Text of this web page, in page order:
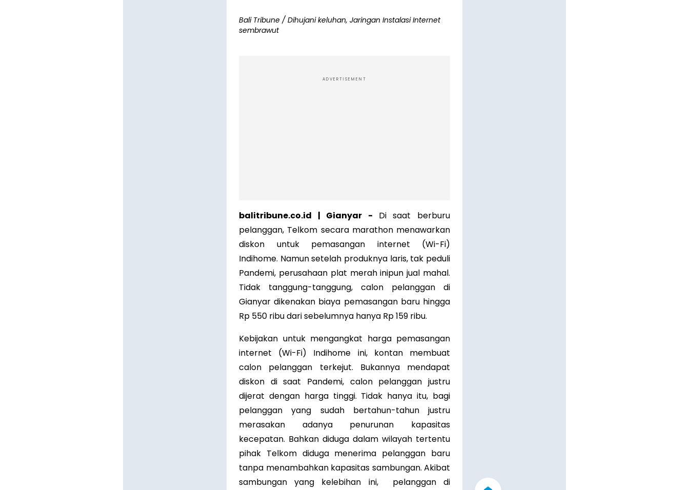
Bali Tribune / Dihujani keluhan, Jaringan Instalasi Internet
sembrawut
ADVERTISEMENT
balitribune.co.id | Gianyar - Di saat berburu
pelanggan, Telkom secara marathon menawarkan
diskon untuk pemasangan internet (Wi-Fi)
Indihome. Namun setelah produknya laris, tak peduli
Pandemi, perusahaan plat merah inipun jual mahal.
Tidak tanggung-tanggung, calon pelanggan di
Gianyar dikenakan biaya pemasangan baru hingga
Rp 550 ribu dari sebelumnya hanya Rp 159 ribu.
Kebijakan untuk mengangkat harga pemasangan
internet (Wi-Fi) Indihome ini, kontan membuat
calon pelanggan terkejut. Bukannya mendapat
diskon di saat Pandemi, calon pelanggan justru
dijerat dengan harga tinggi. Tidak hanya itu, bagi
pelanggan yang sudah bertahun-tahun justru
merasakan adanya penurunan kapasitas
kecepatan. Bahkan diduga dalam wilayah tertentu
pihak Telkom diduga menerima pelanggan baru
tanpa menambahkan kapasitas sambungan. Akibat
sambungan yang kelebihan ini, pelanggan di